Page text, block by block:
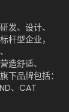
发、设计、
杆型企业，
造舒适、
下品牌包括：
、CAT